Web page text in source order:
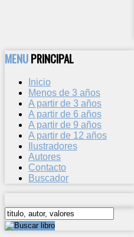
MENUPRINCIPAL
Inicio
Menos de 3 años
A partir de 3 años
A partir de 6 años
A partir de 9 años
A partir de 12 años
Ilustradores
Autores
Contacto
Buscador